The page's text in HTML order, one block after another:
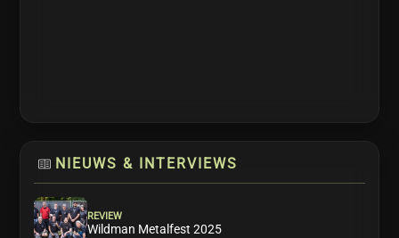
NIEUWS & INTERVIEWS
REVIEW
Wildman Metalfest 2025